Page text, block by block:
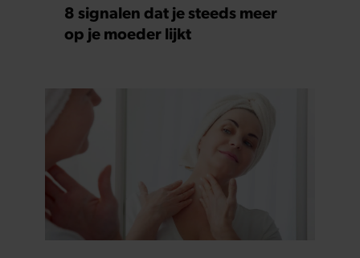
8 signalen dat je steeds meer
op je moeder lijkt